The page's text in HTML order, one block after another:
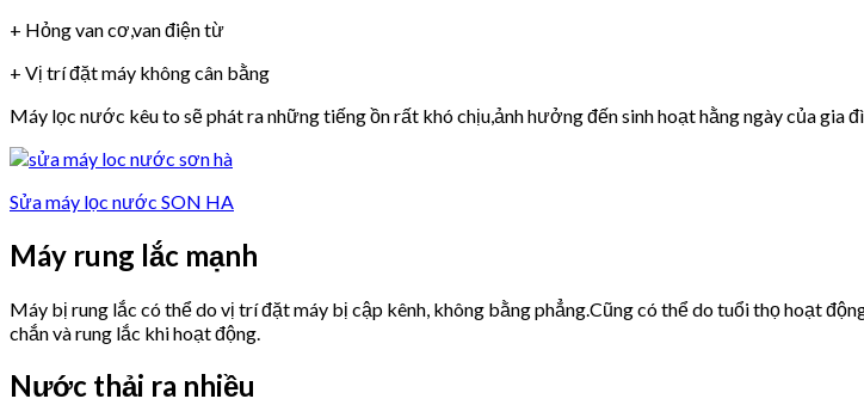
+ Hỏng van cơ,van điện từ
+ Vị trí đặt máy không cân bằng
Máy lọc nước kêu to sẽ phát ra những tiếng ồn rất khó chịu,ảnh hưởng đến sinh hoạt hằng ngày của gia
Sửa máy lọc nước SON HA
Máy rung lắc mạnh
Máy bị rung lắc có thể do vị trí đặt máy bị cập kênh, không bằng phẳng.Cũng có thể do tuổi thọ hoạt
chắn và rung lắc khi hoạt động.
Nước thải ra nhiều